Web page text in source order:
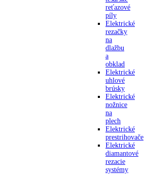
reťazové
píly
Elektrické
rezačky
na
dlažbu
a
obklad
Elektrické
uhlové
brúsky
Elektrické
nožnice
na
plech
Elektrické
prestrihovače
Elektrické
diamantové
rezacie
systémy